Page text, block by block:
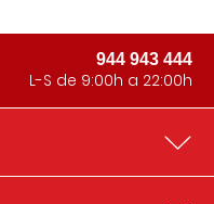
944 943 444
L-S de 9:00h a 22:00h